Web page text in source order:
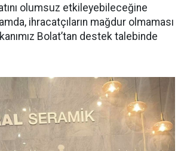
olumsuz etkileyebileceğine
ihracatçıların mağdur olmaması
Bolat’tan destek talebinde